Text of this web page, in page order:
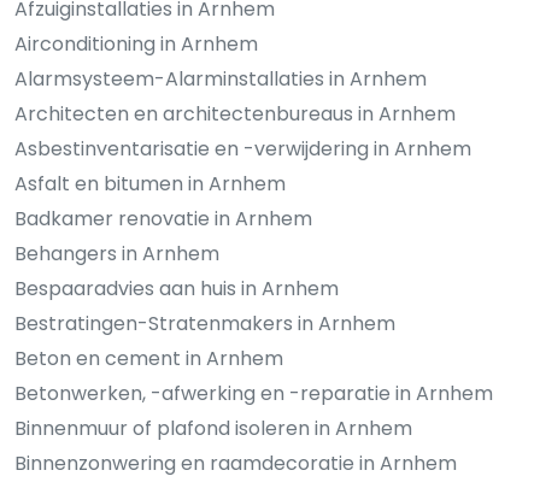
Afzuiginstallaties in Arnhem
Airconditioning in Arnhem
Alarmsysteem-Alarminstallaties in Arnhem
Architecten en architectenbureaus in Arnhem
Asbestinventarisatie en -verwijdering in Arnhem
Asfalt en bitumen in Arnhem
Badkamer renovatie in Arnhem
Behangers in Arnhem
Bespaaradvies aan huis in Arnhem
Bestratingen-Stratenmakers in Arnhem
Beton en cement in Arnhem
Betonwerken, -afwerking en -reparatie in Arnhem
Binnenmuur of plafond isoleren in Arnhem
Binnenzonwering en raamdecoratie in Arnhem